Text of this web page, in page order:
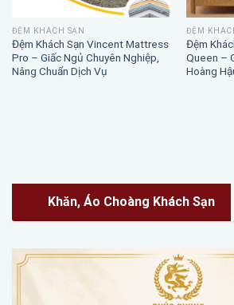
ĐỆM KHÁCH SẠN
Đệm Khách Sạn Vincent Mattress
Pro – Giấc Ngủ Chuyên Nghiệp,
Nâng Chuẩn Dịch Vụ
ĐỆM
Đệm
Queen –
Hoàng
Khăn, Áo Choàng Khách Sạn